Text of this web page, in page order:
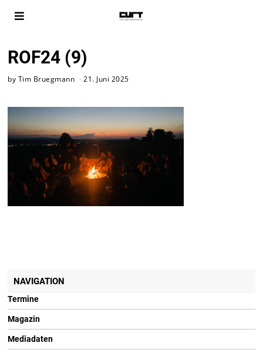
ROF24 (9)
by Tim Bruegmann 21. Juni 2025
NAVIGATION
Termine
Magazin
Mediadaten